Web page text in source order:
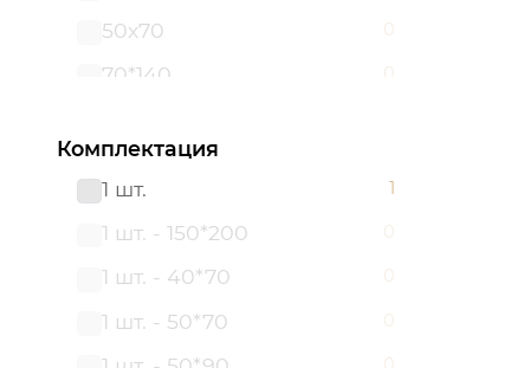
50х70 0
70*140 0
Комплектация
1 шт.
1
1 шт. - 150*200 0
1 шт. - 40*70 0
1 шт. - 50*70 0